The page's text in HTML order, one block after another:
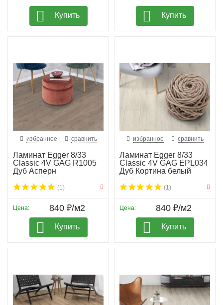
Купить Купить
избранное сравнить
Ламинат Egger 8/33
Classic 4V GAG R1005
Дуб Асперн
(1)
Цена: 840 ₽/м2
Купить
избранное сравнить
Ламинат Egger 8/33
Classic 4V GAG EPL034
Дуб Кортина белый
(1)
Цена: 840 ₽/м2
Купить